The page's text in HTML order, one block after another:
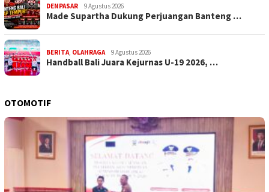
DENPASAR 9 Agustus 2026
Made Supartha Dukung Perjuangan Banteng …
BERITA OLAHRAGA 9 Agustus 2026
Handball Bali Juara Kejurnas U-19 2026, …
OTOMOTIF